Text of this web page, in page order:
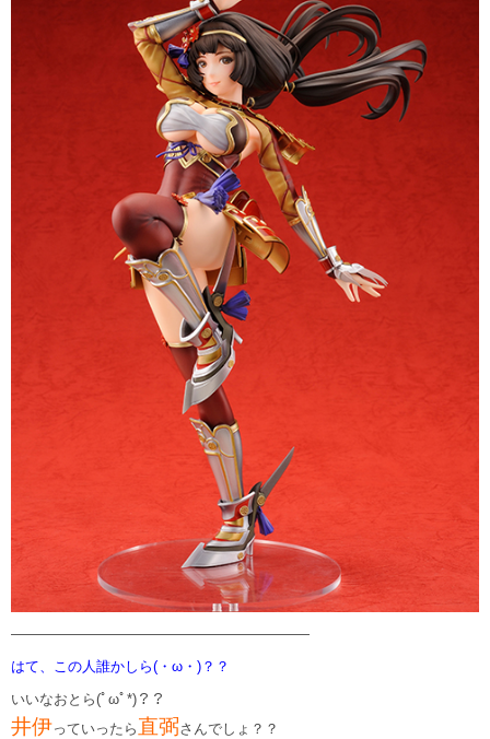
—————————————————————
はて、この人誰かしら(・ω・)？？
いいなおとら(ﾟωﾟ*)？？
井伊っていったら 直弼さんでしょ？？